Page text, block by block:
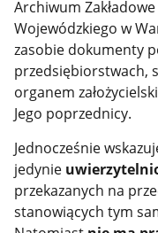
Archiwum
Wojewódzkiego w
zasobie dokumenty
przedsiębiorstwach,
organem
Jego poprzednicy.
Jednocześnie
jedynie
przekazanych na
stanowiących tym